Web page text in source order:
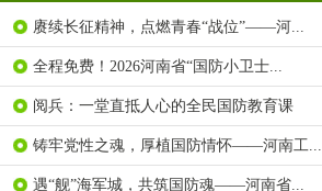
赓续长征精神，点燃青春“战位”——河...
全程免费！2026河南省“国防小卫士...
阅兵：一堂直抵人心的全民国防教育课
铸牢党性之魂，厚植国防情怀——河南工...
遇“舰”海军城，共筑国防魂——河南省...